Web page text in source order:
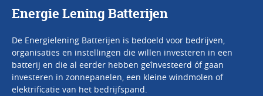
Energie Lening Batterijen
De Energielening Batterijen is bedoeld voor bedrijven,
organisaties en instellingen die willen investeren in een
batterij en die al eerder hebben geînvesteerd óf gaan
investeren in zonnepanelen, een kleine windmolen of
elektrificatie van het bedrijfspand.